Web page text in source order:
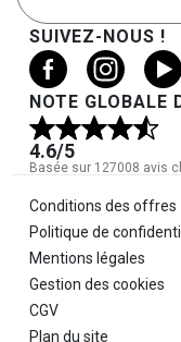
SUIVEZ-NOUS !
NOTE GLOBALE
4.6/5
Basée sur 127008 avis
Informations légales
Conditions des offres
Politique de
Mentions légales
Gestion des cookies
CGV
Plan du site